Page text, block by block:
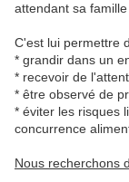
attendant sa famille
C'est lui permettre
* grandir dans un
* recevoir de
* être observé de
* éviter les risques
concurrence
Nous recherchons